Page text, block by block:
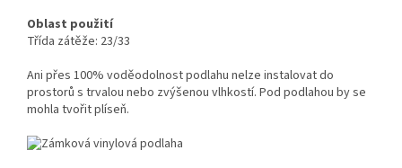
Oblast použití
Třída zátěže: 23/33
Ani přes 100% voděodolnost podlahu nelze instalovat do
prostorů s trvalou nebo zvýšenou vlhkostí. Pod podlahou by se
mohla tvořit plíseň.